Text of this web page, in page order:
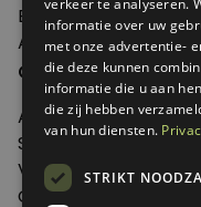
Edities
Abonneren
Over Genoeg
Adverteren
Samenwerken
Verkooppunten
Over Genoeg
verkeer te analyseren.
informatie over uw
met onze advertentie-
die deze kunnen
informatie die u aan
die zij hebben
van hun diensten.
STRIKT